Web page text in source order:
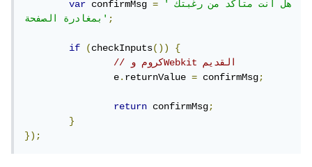
var confirmMsg =
'هل أنت متأكد من رغبتك
بمغادرة الصفحة';
if (checkInputs())
{
// كروم وWebkit القديم
		e
.returnValue = confirmMsg;
return confirmMsg;
}
});